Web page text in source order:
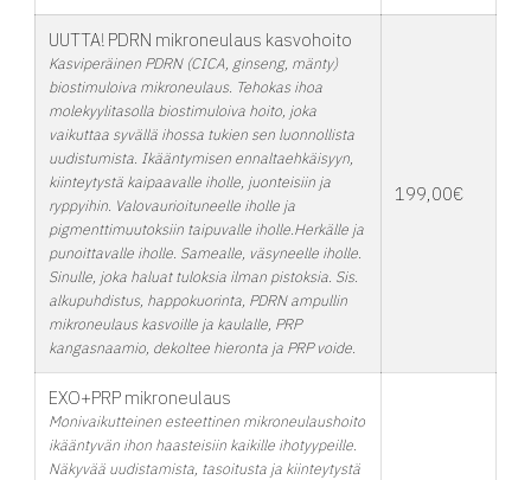
UUTTA! PDRN mikroneulaus kasvohoito
Kasviperäinen PDRN (CICA, ginseng, mänty)
biostimuloiva mikroneulaus. Tehokas ihoa
molekyylitasolla biostimuloiva hoito, joka
vaikuttaa syvällä ihossa tukien sen luonnollista
uudistumista. Ikääntymisen ennaltaehkäisyyn,
kiinteytystä kaipaavalle iholle, juonteisiin ja
ryppyihin. Valovaurioituneelle iholle ja
pigmenttimuutoksiin taipuvalle iholle.Herkälle ja
punoittavalle iholle. Samealle, väsyneelle iholle.
Sinulle, joka haluat tuloksia ilman pistoksia. Sis.
alkupuhdistus, happokuorinta, PDRN ampullin
mikroneulaus kasvoille ja kaulalle, PRP
kangasnaamio, dekoltee hieronta ja PRP voide.
199,00€
EXO+PRP mikroneulaus
Monivaikutteinen esteettinen mikroneulaushoito
ikääntyvän ihon haasteisiin kaikille ihotyypeille.
Näkyvää uudistamista, tasoitusta ja kiinteytystä